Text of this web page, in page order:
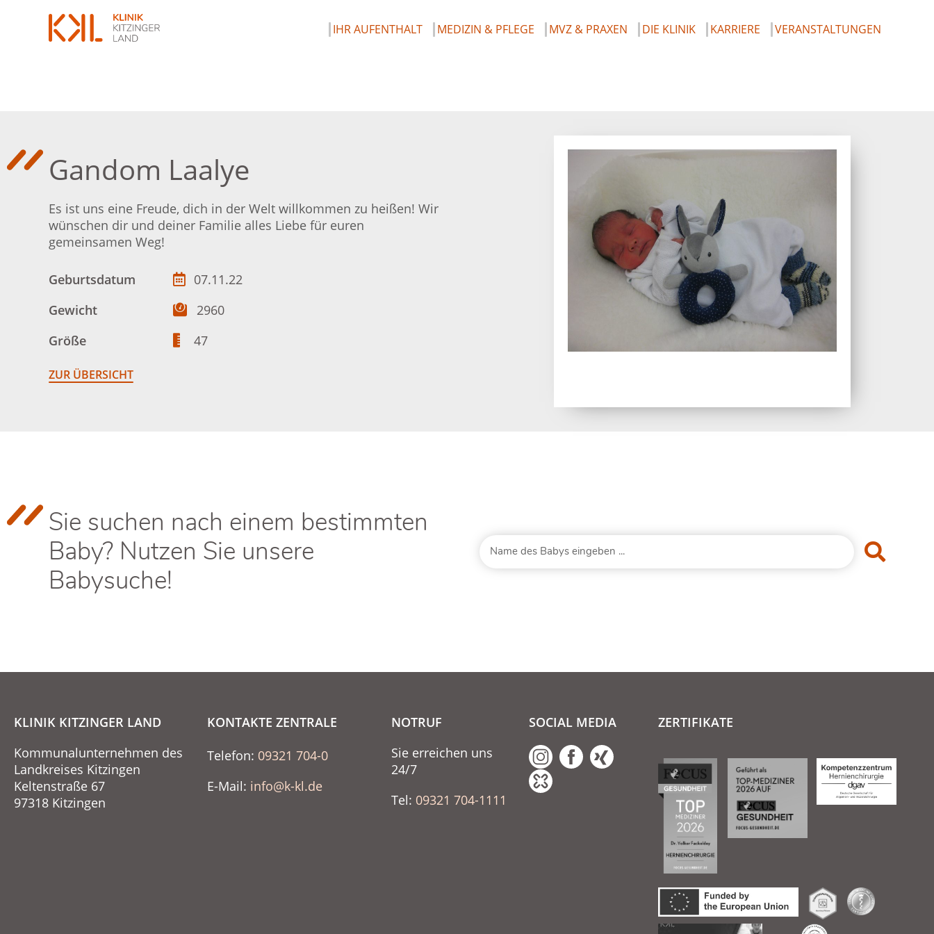
IHR AUFENTHALT MEDIZIN & PFLEGE MVZ & PRAXEN DIE KLINIK KARRIERE VERANSTALTUNGEN
Gandom Laalye
Es ist uns eine Freude, dich in der Welt willkommen zu heißen! Wir
wünschen dir und deiner Familie alles Liebe für euren
gemeinsamen Weg!
Geburtsdatum
07.11.22
Gewicht
2960
Größe
47
ZUR ÜBERSICHT
Sie suchen nach einem bestimmten
Baby? Nutzen Sie unsere
Babysuche!
KLINIK KITZINGER LAND
Kommunalunternehmen des
Landkreises Kitzingen
Keltenstraße 67
97318 Kitzingen
KONTAKTE ZENTRALE
Telefon: 09321 704-0
E-Mail: info@k-kl.de
NOTRUF
Sie erreichen uns
24/7
Tel: 09321 704-1111
SOCIAL MEDIA ZERTIFIKATE